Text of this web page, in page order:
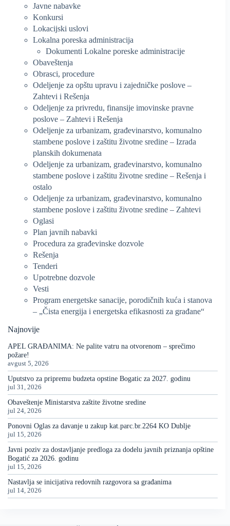
Javne nabavke
Konkursi
Lokacijski uslovi
Lokalna poreska administracija
Dokumenti Lokalne poreske administracije
Obaveštenja
Obrasci, procedure
Odeljenje za opštu upravu i zajedničke poslove –
Zahtevi i Rešenja
Odeljenje za privredu, finansije imovinske pravne
poslove – Zahtevi i Rešenja
Odeljenje za urbanizam, građevinarstvo, komunalno
stambene poslove i zaštitu životne sredine – Izrada
planskih dokumenata
Odeljenje za urbanizam, građevinarstvo, komunalno
stambene poslove i zaštitu životne sredine – Rešenja i
ostalo
Odeljenje za urbanizam, građevinarstvo, komunalno
stambene poslove i zaštitu životne sredine – Zahtevi
Oglasi
Plan javnih nabavki
Procedura za građevinske dozvole
Rešenja
Tenderi
Upotrebne dozvole
Vesti
Program energetske sanacije, porodičnih kuća i stanova
– „Čista energija i energetska efikasnosti za građane“
Najnovije
APEL GRAĐANIMA: Ne palite vatru na otvorenom – sprečimo
požare!
avgust 5, 2026
Uputstvo za pripremu budzeta opstine Bogatic za 2027. godinu
jul 31, 2026
Obaveštenje Ministarstva zaštite životne sredine
jul 24, 2026
Ponovni Oglas za davanje u zakup kat.parc.br.2264 KO Dublje
jul 15, 2026
Javni poziv za dostavljanje predloga za dodelu javnih priznanja opštine
Bogatić za 2026. godinu
jul 15, 2026
Nastavlja se inicijativa redovnih razgovora sa građanima
jul 14, 2026